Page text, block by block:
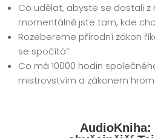
Co udělat, abyste se dostali z
momentálně jste tam, kde
Rozebereme přírodní zákon
se spočítá”
Co má 10000 hodin
mistrovstvím a zákonem
AudioKniha: